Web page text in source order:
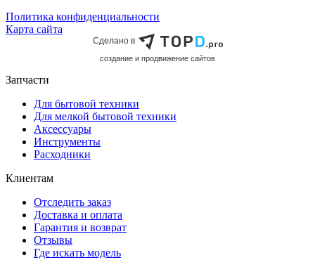
Политика конфиденциальности
Карта сайта
Сделано в
cоздание и продвижение сайтов
Запчасти
Для бытовой техники
Для мелкой бытовой техники
Аксессуары
Инструменты
Расходники
Клиентам
Отследить заказ
Доставка и оплата
Гарантия и возврат
Отзывы
Где искать модель